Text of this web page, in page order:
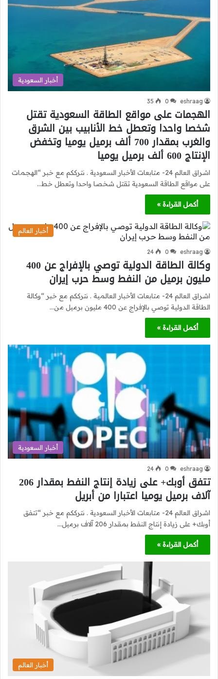
أخبار السعودية
eshraag
0
35
الهجمات على مواقع الطاقة السعودية تقتل
شخصا واحدا وتعطل خط الأنابيب بين الشرق
والغرب بمقدار 700 ألف برميل يوميا وتخفض
الإنتاج 600 ألف برميل يوميا
اشراق العالم 24- متابعات الأخبار السعودية . نترككم مع خبر “الهجمات
على مواقع الطاقة السعودية تقتل شخصا واحدا وتعطل خط…
أكمل القراءة »
أخبار العالم
eshraag
0
24
وكالة الطاقة الدولية توصي بالإفراج عن 400
مليون برميل من النفط وسط حرب إيران
اشراق العالم 24- متابعات الأخبار العالمية . نترككم مع خبر “وكالة
الطاقة الدولية توصي بالإفراج عن 400 مليون برميل من…
أكمل القراءة »
أخبار السعودية
eshraag
0
24
تتفق أوبك+ على زيادة إنتاج النفط بمقدار 206
آلاف برميل يوميا اعتبارا من أبريل
اشراق العالم 24- متابعات الأخبار السعودية . نترككم مع خبر “تتفق
أوبك+ على زيادة إنتاج النفط بمقدار 206 آلاف برميل…
أكمل القراءة »
أخبار العالم